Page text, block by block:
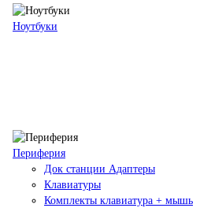
Ноутбуки
Периферия
Док станции Адаптеры
Клавиатуры
Комплекты клавиатура + мышь